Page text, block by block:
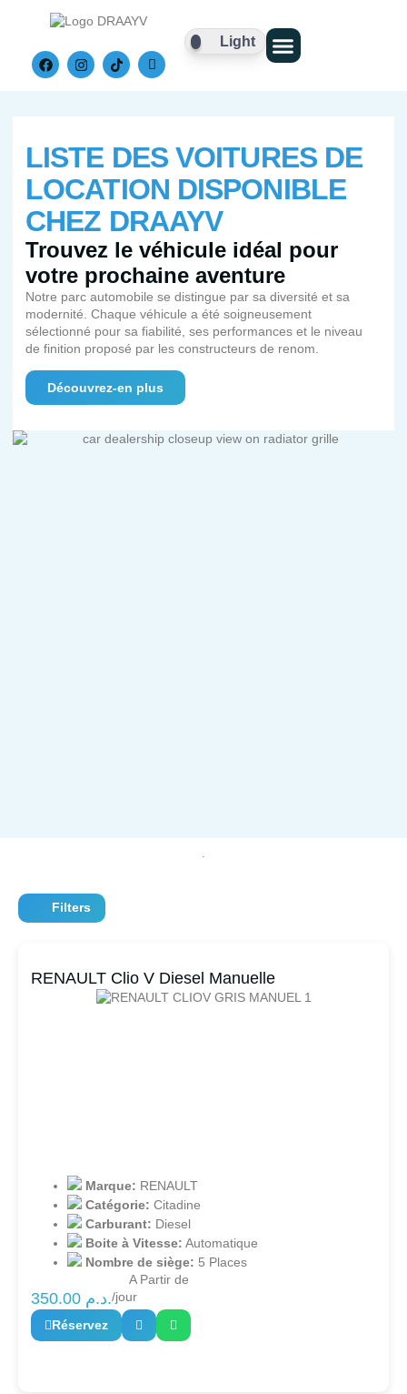
Light
LISTE DES VOITURES DE
LOCATION DISPONIBLE
CHEZ DRAAYV
Trouvez le véhicule idéal pour
votre prochaine aventure
Notre parc automobile se distingue par sa diversité et sa
modernité. Chaque véhicule a été soigneusement
sélectionné pour sa fiabilité, ses performances et le niveau
de finition proposé par les constructeurs de renom.
Découvrez-en plus
Filters
RENAULT Clio V Diesel Manuelle
Marque: RENAULT
Catégorie: Citadine
Carburant: Diesel
Boite à Vitesse: Automatique
Nombre de siège: 5 Places
A Partir de
350.00 د.م./jour
Réservez